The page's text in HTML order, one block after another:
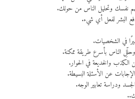
في الشخصيات.
الناس بأسرع طريقة ممكنة.
والخديعة في الحوار.
عن الأسئلة البسيطة.
ودراسة تعابير الوجه.